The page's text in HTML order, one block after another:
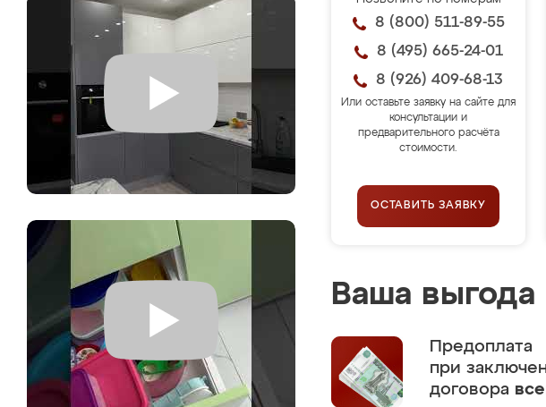
8 (800) 511-89-55
8 (495) 665-24-01
8 (926) 409-68-13
Или оставьте заявку на сайте для
консультации и
предварительного расчёта
стоимости.
ОСТАВИТЬ ЗАЯВКУ
Ваша выгода
Предоплата
при
договора